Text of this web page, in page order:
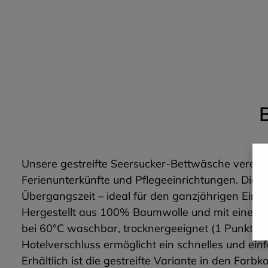
Unsere gestreifte Seersucker-Bettwäsche
Ferienunterkünfte und Pflegeeinrichtungen.
Übergangszeit – ideal für den ganzjährigen
Hergestellt aus 100% Baumwolle und mit
bei 60°C waschbar, trocknergeeignet (1 Punkt)
Hotelverschluss ermöglicht ein schnelles und
Erhältlich ist die gestreifte Variante in den